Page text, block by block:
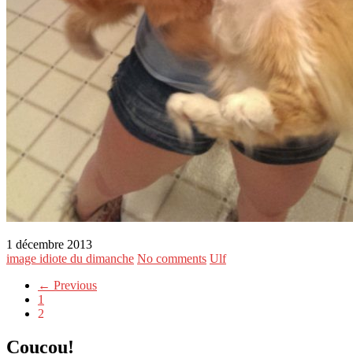
1 décembre 2013
image idiote du dimanche No comments Ulf
← Previous
1
2
Coucou!